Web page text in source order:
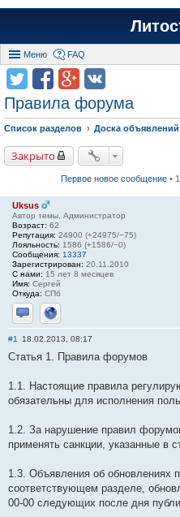
Меню FAQ
Правила форума
Список разделов Доска объявлений
Закрыто
Первое новое сообщение •
Uksus
Автор темы, Администратор
Возраст: 62
Репутация: 24900 (+24975/−75)
Лояльность: 1586 (+1586/−0)
Сообщения: 13337
Зарегистрирован: 20.11.2010
С нами: 15 лет 8 месяцев
Имя: Сергей
Откуда: СПб
Отправить личное сообщение
Сайт
#1 18.02.2013, 08:17
Статья 1. Правила форумов
1.1. Настоящие правила
обязательны для исполнения
1.2. За нарушение правил
применять санкции, указанные в
1.3. Объявления об обновлениях
соответствующем разделе,
00-00 следующих после дня